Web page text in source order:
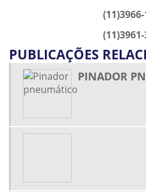
GRAMPOS PARA GRAMPEADOR DE
GRAMPOS PARA GRAMPEADOR
GRAMPOS PNEUMÁTICOS
LÂMINAS E ESTILETES OLFA
PUBLICAÇÕES
PINADOR